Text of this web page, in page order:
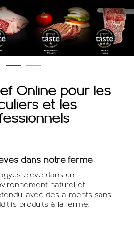
Online pour les
et les
dans notre ferme
élevé dans un
naturel et
avec des aliments sans
produits à la ferme.